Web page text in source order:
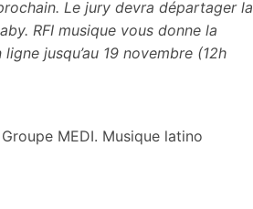
Le jury devra départager la
RFI musique vous donne la
jusqu’au 19 novembre (12h
MEDI. Musique latino